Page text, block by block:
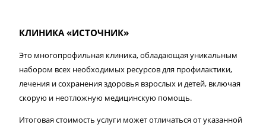
КЛИНИКА «ИСТОЧНИК»
Это многопрофильная клиника, обладающая уникальным
набором всех необходимых ресурсов для профилактики,
лечения и сохранения здоровья взрослых и детей, включая
скорую и неотложную медицинскую помощь.
Итоговая стоимость услуги может отличаться от указанной